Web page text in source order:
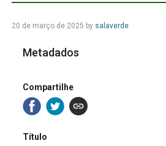
20 de março de 2025 by salaverde
Metadados
Compartilhe
Título